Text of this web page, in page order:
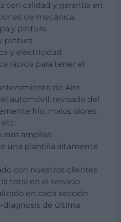
con calidad y garantía en
de mecánica,
y pintura.
pintura
y electricidad
rápida para tener el
de Aire
automóvil: revisado del
frío, malos olores
etc.
amplias
una plantilla altamente
con nuestros clientes
total en el servicio
en cada sección
diagnosis de última